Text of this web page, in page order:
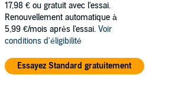
17,98 € ou gratuit avec l'essai.
Renouvellement automatique à
5,99 €/mois après l'essai. Voir
conditions d'éligibilité
Essayez Standard gratuitement